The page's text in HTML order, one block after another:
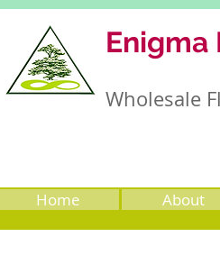
Enigma
Wholesale
Home About